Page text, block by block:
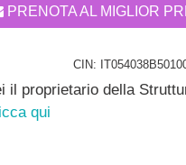
PRENOTA AL MIGLIOR
CIN:
il proprietario della
qui